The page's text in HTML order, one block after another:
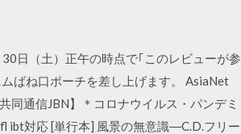
日（土）正午の時点で｢このレビューが参
ばね口ポーチを差し上げます。 AsiaNet
通信JBN】＊コロナウイルス・パンデミ
ibt対応 [単行本] 風景の無意識―C.D.フリー